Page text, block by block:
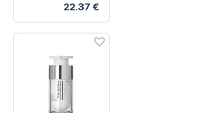
22.37 €